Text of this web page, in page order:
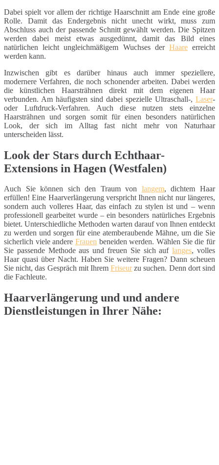
Dabei spielt vor allem der richtige Haarschnitt am Ende eine große
Rolle. Damit das Endergebnis nicht unecht wirkt, muss zum
Abschluss auch der passende Schnitt gewählt werden. Die Spitzen
werden dabei meist etwas ausgedünnt, damit das Bild eines
natürlichen leicht ungleichmäßigem Wuchses der Haareerreicht
werden kann.
Inzwischen gibt es darüber hinaus auch immer speziellere,
modernere Verfahren, die noch schonender arbeiten. Dabei werden
die künstlichen Haarsträhnen direkt mit dem eigenen Haar
verbunden. Am häufigsten sind dabei spezielle Ultraschall-, Laser-
oder Luftdruck-Verfahren. Auch diese nutzen stets einzelne
Haarsträhnen und sorgen somit für einen besonders natürlichen
Look, der sich im Alltag fast nicht mehr von Naturhaar
unterscheiden lässt.
Look der Stars durch Echthaar-
Extensions in Hagen (Westfalen)
Auch Sie können sich den Traum von langem, dichtem Haar
erfüllen! Eine Haarverlängerung verspricht Ihnen nicht nur längeres,
sondern auch volleres Haar, das einfach zu stylen ist und – wenn
professionell gearbeitet wurde – ein besonders natürliches Ergebnis
bietet. Unterschiedliche Methoden warten darauf von Ihnen entdeckt
zu werden und sorgen für eine atemberaubende Mähne, um die Sie
sicherlich viele andere Frauen beneiden werden. Wählen Sie die für
Sie passende Methode aus und freuen Sie sich auflanges, volles
Haar quasi über Nacht. Haben Sie weitere Fragen? Dann scheuen
Sie nicht, das Gespräch mit IhremFriseurzu suchen. Denn dort sind
die Fachleute.
Haarverlängerung und und andere
Dienstleistungen in Ihrer Nähe: